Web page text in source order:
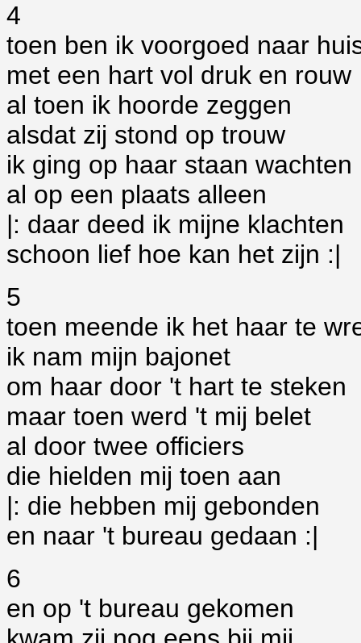
4
toen ben ik voorgoed naar
met een hart vol druk en rouw
al toen ik hoorde zeggen
alsdat zij stond op trouw
ik ging op haar staan wachten
al op een plaats alleen
|: daar deed ik mijne klachten
schoon lief hoe kan het zijn :|
5
toen meende ik het haar te
ik nam mijn bajonet
om haar door 't hart te steken
maar toen werd 't mij belet
al door twee officiers
die hielden mij toen aan
|: die hebben mij gebonden
en naar 't bureau gedaan :|
6
en op 't bureau gekomen